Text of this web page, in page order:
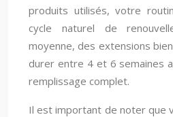
produits utilisés, votre
cycle naturel de
moyenne, des extensions
durer entre 4 et 6 semaines
remplissage complet.
Il est important de noter que